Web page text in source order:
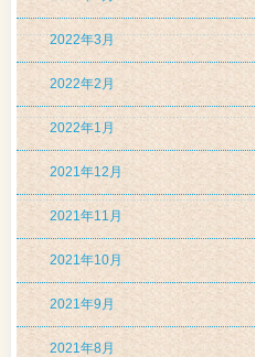
2022年3月
2022年2月
2022年1月
2021年12月
2021年11月
2021年10月
2021年9月
2021年8月